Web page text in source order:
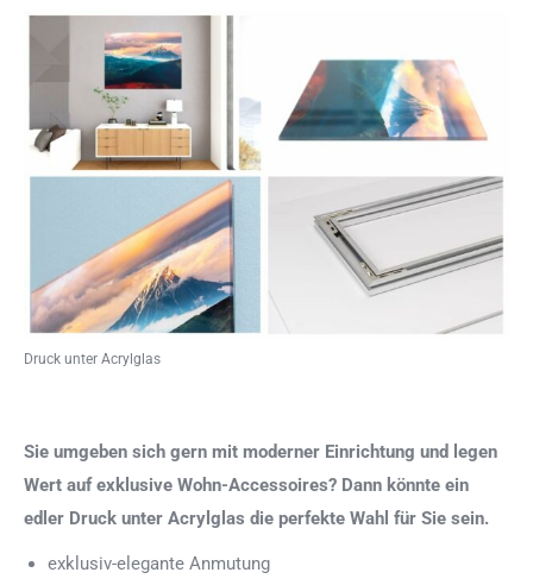
Druck unter Acrylglas
Sie umgeben sich gern mit moderner Einrichtung und legen
Wert auf exklusive Wohn-Accessoires? Dann könnte ein
edler Druck unter Acrylglas die perfekte Wahl für Sie sein.
exklusiv-elegante Anmutung